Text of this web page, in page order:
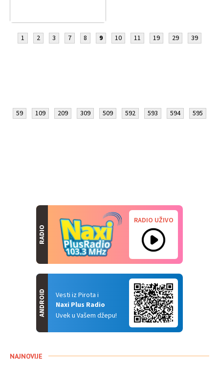
1 2 3 7 8 9 10 11 19 29 39
59 109 209 309 509 592 593 594 595
RADIO
RADIO UŽIVO
Vesti iz Pirota i
Naxi Plus Radio
Uvek u Vašem džepu!
ANDROID
NAJNOVIJE